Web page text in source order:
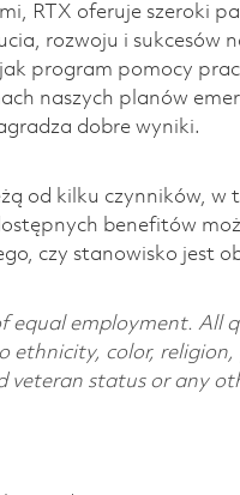
RTX oferuje szeroki
rozwoju i sukcesów
program pomocy
naszych planów
dobre wyniki.
od kilku czynników,
benefitów
czy stanowisko jest
equal employment. All
ethnicity, color,
veteran status or any